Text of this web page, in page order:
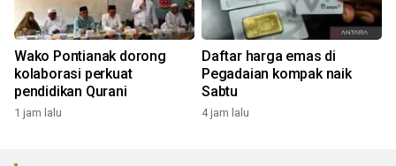
Wako Pontianak dorong
kolaborasi perkuat
pendidikan Qurani
1 jam lalu
Daftar harga emas di
Pegadaian kompak naik
Sabtu
4 jam lalu